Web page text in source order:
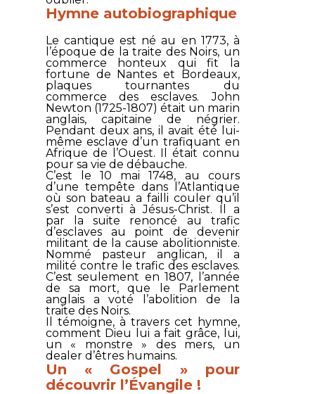
Hymne autobiographique
Le cantique est né au en 1773, à
l’époque de la traite des Noirs, un
commerce honteux qui fit la
fortune de Nantes et Bordeaux,
plaques tournantes du
commerce des esclaves. John
Newton (1725-1807) était un marin
anglais, capitaine de négrier.
Pendant deux ans, il avait été lui-
même esclave d’un trafiquant en
Afrique de l’Ouest. Il était connu
pour sa vie de débauche.
C’est le 10 mai 1748, au cours
d’une tempête dans l’Atlantique
où son bateau a failli couler qu’il
s’est converti à Jésus-Christ. Il a
par la suite renoncé au trafic
d’esclaves au point de devenir
militant de la cause abolitionniste.
Nommé pasteur anglican, il a
milité contre le trafic des esclaves.
C’est seulement en 1807, l’année
de sa mort, que le Parlement
anglais a voté l’abolition de la
traite des Noirs.
Il témoigne, à travers cet hymne,
comment Dieu lui a fait grâce, lui,
un « monstre » des mers, un
dealer d’êtres humains.
Un « Gospel » pour
découvrir l’Évangile !